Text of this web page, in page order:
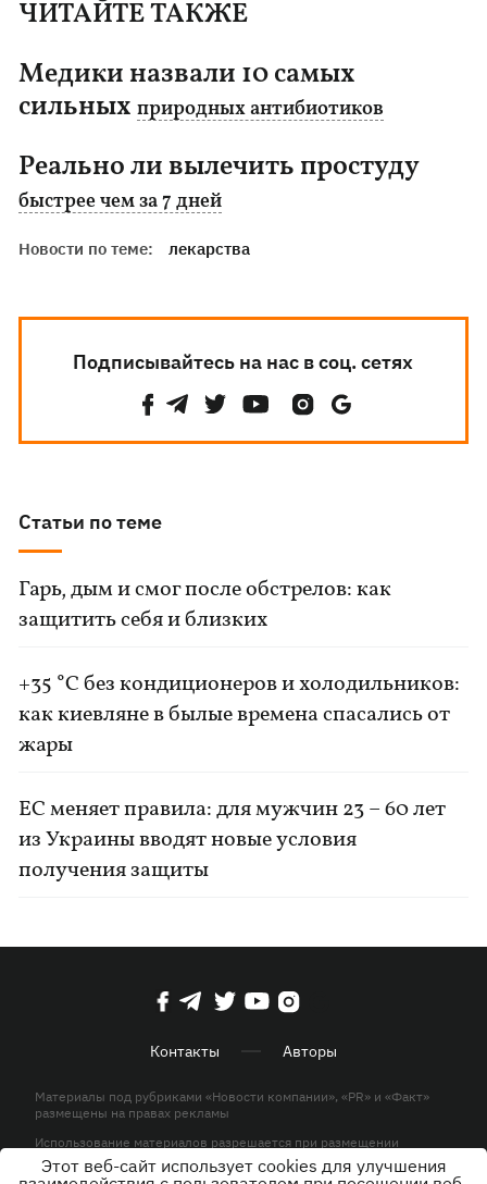
ЧИТАЙТЕ ТАКЖЕ
Медики назвали 10 самых
сильныхприродных антибиотиков
Реально ли вылечить простуду
быстрее чем за 7 дней
Новости по теме: лекарства
Подписывайтесь на нас в соц. сетях
Статьи по теме
Гарь, дым и смог после обстрелов: как
защитить себя и близких
+35 °C без кондиционеров и холодильников:
как киевляне в былые времена спасались от
жары
ЕС меняет правила: для мужчин 23 – 60 лет
из Украины вводят новые условия
получения защиты
Контакты Авторы
Материалы под рубриками «Новости компании», «PR» и «Факт»
размещены на правах рекламы
Использование материалов разрешается при размещении
активной гиперссылки на KP.UA в первом абзаце.
Этот веб-сайт использует cookies для улучшения